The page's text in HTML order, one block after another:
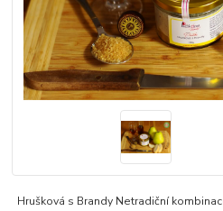
Hrušková s Brandy Netradiční